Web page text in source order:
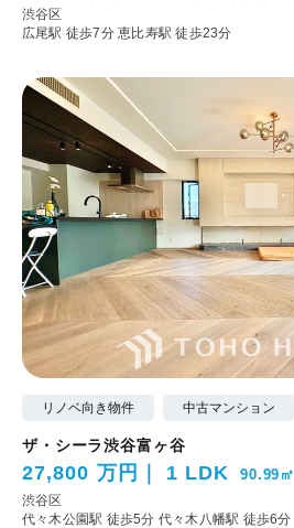
渋谷区
広尾駅 徒歩7分恵比寿駅 徒歩23分
リノベ向き物件 中古マンション
ザ・シーラ渋谷富ヶ谷
27,800 万円 1 LDK 90.99㎡
渋谷区
代々木公園駅 徒歩5分 代々木八幡駅 徒歩6分